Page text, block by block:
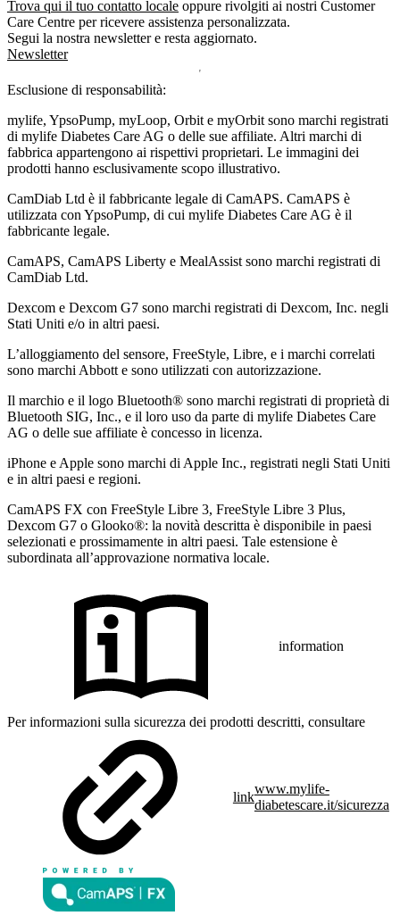
Trova qui il tuo contatto locale oppure rivolgiti ai nostri Customer
Care Centre per ricevere assistenza personalizzata.
Segui la nostra newsletter e resta aggiornato.
Newsletter
Esclusione di responsabilità:
mylife, YpsoPump, myLoop, Orbit e myOrbit sono marchi registrati
di mylife Diabetes Care AG o delle sue affiliate. Altri marchi di
fabbrica appartengono ai rispettivi proprietari. Le immagini dei
prodotti hanno esclusivamente scopo illustrativo.
CamDiab Ltd è il fabbricante legale di CamAPS. CamAPS è
utilizzata con YpsoPump, di cui mylife Diabetes Care AG è il
fabbricante legale.
CamAPS, CamAPS Liberty e MealAssist sono marchi registrati di
CamDiab Ltd.
Dexcom e Dexcom G7 sono marchi registrati di Dexcom, Inc. negli
Stati Uniti e/o in altri paesi.
L’alloggiamento del sensore, FreeStyle, Libre, e i marchi correlati
sono marchi Abbott e sono utilizzati con autorizzazione.
Il marchio e il logo Bluetooth® sono marchi registrati di proprietà di
Bluetooth SIG, Inc., e il loro uso da parte di mylife Diabetes Care
AG o delle sue affiliate è concesso in licenza.
iPhone e Apple sono marchi di Apple Inc., registrati negli Stati Uniti
e in altri paesi e regioni.
CamAPS FX con FreeStyle Libre 3, FreeStyle Libre 3 Plus,
Dexcom G7 o Glooko®: la novità descritta è disponibile in paesi
selezionati e prossimamente in altri paesi. Tale estensione è
subordinata all’approvazione normativa locale.
information
Per informazioni sulla sicurezza dei prodotti descritti, consultare
link
www.mylife-
diabetescare.it/sicurezza